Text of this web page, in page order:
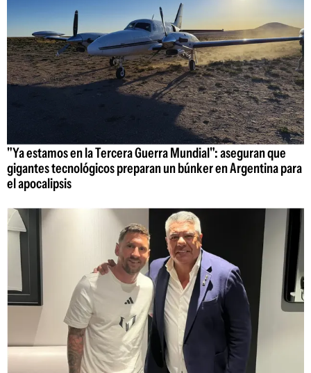
"Ya estamos en la Tercera Guerra Mundial": aseguran que
gigantes tecnológicos preparan un búnker en Argentina para
el apocalipsis